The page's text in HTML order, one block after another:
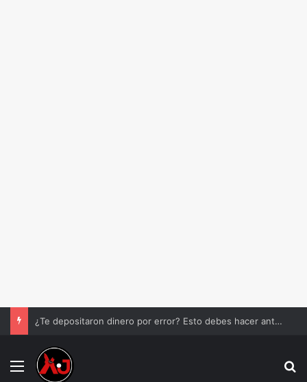
¿Te depositaron dinero por error? Esto debes hacer antes de tocarlo
Menu